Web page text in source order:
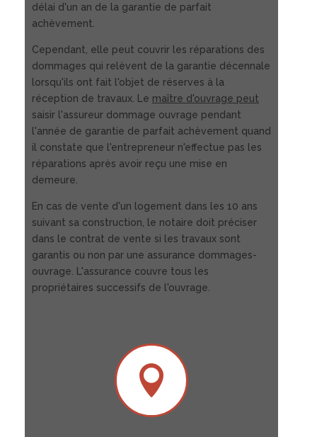
délai d'un an de la garantie de parfait
achèvement.
Cependant, elle peut couvrir les réparations des
dommages qui relèvent de la garantie décennale
lorsqu'ils ont fait l'objet de réserves à la
réception de travaux. Le maître d'ouvrage peut
saisir l'assureur dommage ouvrage pendant
l'année de garantie de parfait achèvement quand
il constate que l'entrepreneur n'effectue pas les
réparations après avoir reçu une mise en
demeure.
En cas de vente d'un logement dans les 10 ans
suivant sa construction, le notaire doit préciser
dans le contrat de vente si les travaux sont
garantis ou non par une assurance dommages-
ouvrage. L'assurance couvre tous les
propriétaires successifs de l'ouvrage.
